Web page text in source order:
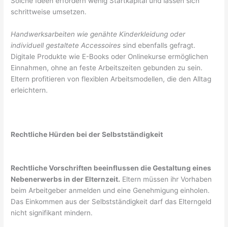
schrittweise umsetzen.
Handwerksarbeiten wie genähte Kinderkleidung oder
individuell gestaltete Accessoires sind ebenfalls gefragt.
Digitale Produkte wie E-Books oder Onlinekurse ermöglichen
Einnahmen, ohne an feste Arbeitszeiten gebunden zu sein.
Eltern profitieren von flexiblen Arbeitsmodellen, die den Alltag
erleichtern.
Rechtliche Hürden bei der Selbstständigkeit
Rechtliche Vorschriften beeinflussen die Gestaltung eines
Nebenerwerbs in der Elternzeit. Eltern müssen ihr Vorhaben
beim Arbeitgeber anmelden und eine Genehmigung einholen.
Das Einkommen aus der Selbstständigkeit darf das Elterngeld
nicht signifikant mindern.